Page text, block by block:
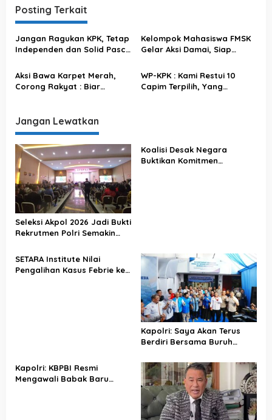
a
s
i
o
s
Posting Terkait
Jangan Ragukan KPK, Tetap
Independen dan Solid Pasca
Diberhentikan
Kelompok Mahasiswa FMSK
Gelar Aksi Damai, Siap
Aksi Bawa Karpet Merah,
Corong Rakyat : Biar
WP-KPK : Kami Restui 10
Capim Terpilih, Yang
Jangan Lewatkan
Seleksi Akpol 2026 Jadi Bukti
Rekrutmen Polri Semakin
Koalisi Desak Negara
Buktikan Komitmen
SETARA Institute Nilai
Pengalihan Kasus Febrie ke
Kapolri: Saya Akan Terus
Berdiri Bersama Buruh
Kapolri: KBPBI Resmi
Mengawali Babak Baru